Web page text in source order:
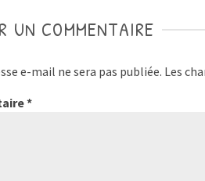
UN COMMENTAIRE
e-mail ne sera pas publiée. Les
*